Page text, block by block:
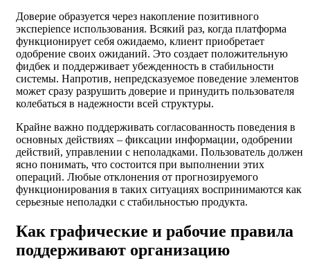
Доверие образуется через накопление позитивного
эксперience использования. Всякий раз, когда платформа
функционирует себя ожидаемо, клиент приобретает
одобрение своих ожиданий. Это создает положительную
фидбек и поддерживает убежденность в стабильности
системы. Напротив, непредсказуемое поведение элементов
может сразу разрушить доверие и принудить пользователя
колебаться в надежности всей структуры.
Крайне важно поддерживать согласованность поведения в
основных действиях – фиксации информации, одобрении
действий, управлении с неполадками. Пользователь должен
ясно понимать, что состоится при выполнении этих
операций. Любые отклонения от прогнозируемого
функционирования в таких ситуациях воспринимаются как
серьезные неполадки с стабильностью продукта.
Как графические и рабочие правила
поддерживают организацию